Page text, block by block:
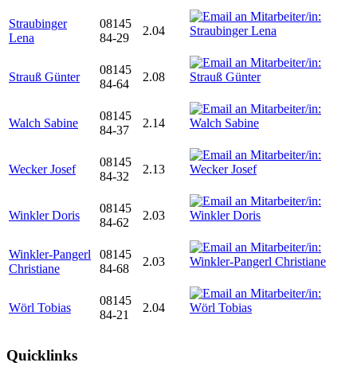
Straubinger
Lena
08145
84-29
2.04
Strauß Günter
08145
84-64
2.08
Walch Sabine
08145
84-37
2.14
Wecker Josef
08145
84-32
2.13
Winkler Doris
08145
84-62
2.03
Winkler-Pangerl
Christiane
08145
84-68
2.03
Wörl Tobias
08145
84-21
2.04
Quicklinks